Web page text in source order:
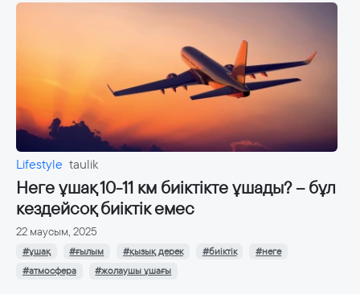
Lifestyle taulik
Неге ұшақ 10-11 км биіктікте ұшады? – бұл
кездейсоқ биіктік емес
22 маусым, 2025
#ұшақ #ғылым #қызық дерек #биіктік
#неге
#атмосфера
#жолаушы ұшағы